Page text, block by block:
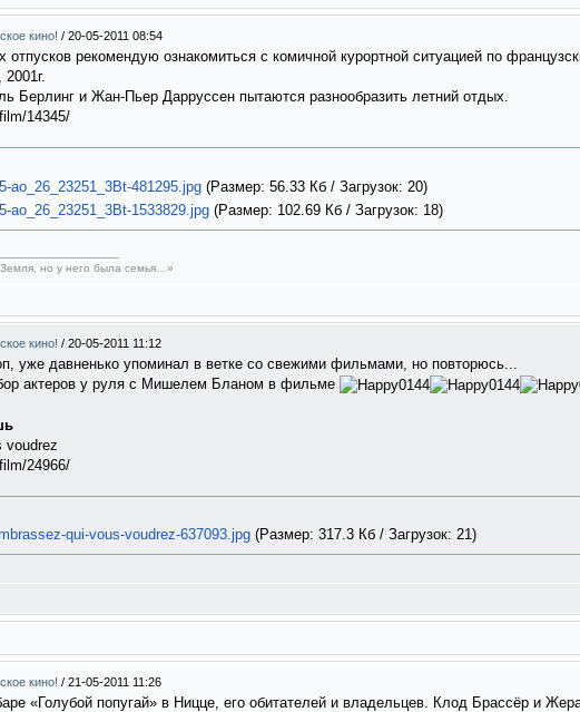
кино! / 20-05-2011 08:54
отпусков рекомендую ознакомиться с комичной курортной ситуацией по
2001г.
Берлинг и Жан-Пьер Дарруссен пытаются разнообразить летний отдых.
14345/
ao_26_23251_3Bt-481295.jpg(Размер: 56.33 Кб / Загрузок: 20)
ao_26_23251_3Bt-1533829.jpg(Размер: 102.69 Кб / Загрузок: 18)
но у него была семья…»
кино! / 20-05-2011 11:12
уже давненько упоминал в ветке со свежими фильмами, но повторюсь...
актеров у руля с Мишелем Бланом в фильме
voudrez
24966/
qui-vous-voudrez-637093.jpg(Размер: 317.3 Кб / Загрузок: 21)
кино! / 21-05-2011 11:26
«Голубой попугай» в Ницце, его обитателей и владельцев. Клод Брассёр и